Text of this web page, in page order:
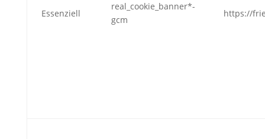
Essenziell
real_cookie_banner*-
gcm
https://